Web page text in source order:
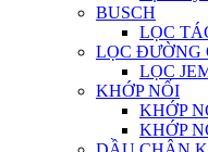
BUSCH
LỌC
LỌC ĐƯỜNG
LỌC
KHỚP NỐI
KHỚP
KHỚP